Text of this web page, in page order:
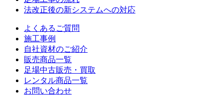
法改正後の新システムへの対応
よくあるご質問
施工事例
自社資材のご紹介
販売商品一覧
足場中古販売・買取
レンタル商品一覧
お問い合わせ